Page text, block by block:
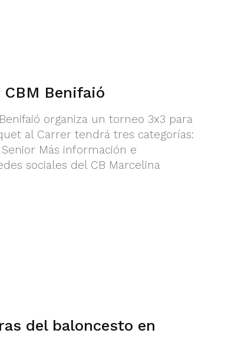
Benifaió
organiza un torneo 3x3 para
al Carrer tendrá tres categorías:
Más información e
sociales del CB Marcelina
del baloncesto en